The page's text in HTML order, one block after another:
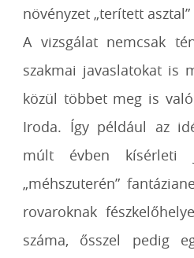
növényzet „terített
A vizsgálat nemcsak
szakmai javaslatokat is
közül többet meg is
Iroda. Így például az
múlt évben kísérleti
„méhszuterén”
rovaroknak
száma, ősszel pedig